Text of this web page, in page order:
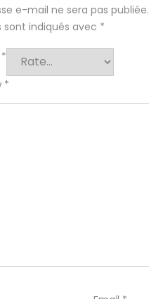
e-mail ne sera pas publiée.
sont indiqués avec *
*
*